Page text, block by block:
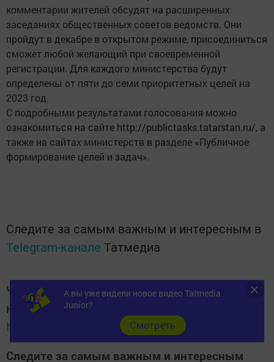
комментарии жителей обсудят на расширенных
заседаниях общественных советов ведомств. Они
пройдут в декабре в открытом режиме, присоединиться
сможет любой желающий при своевременной
регистрации. Для каждого министерства будут
определены от пяти до семи приоритетных целей на
2023 год.
С подробными результатами голосования можно
ознакомиться на сайте http://publictasks.tatarstan.ru/, а
также на сайтах министерств в разделе «Публичное
формирование целей и задач».
Следите за самым важным и интересным в
Telegram-канале Татмедиа
Читайте новости Татарстана в
национальном мессенджере MАХ:
https://max.ru/tatmedia
Следите за самым важным и интересным
А вы уже видели новое видео Tatmedia
Junior?
Cмотреть